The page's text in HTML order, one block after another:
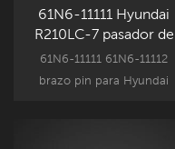
61N6-11111 Hyundai
R210LC-7 pasador de
brazo
61N6-11111 61N6-11112
brazo pin para Hyundai